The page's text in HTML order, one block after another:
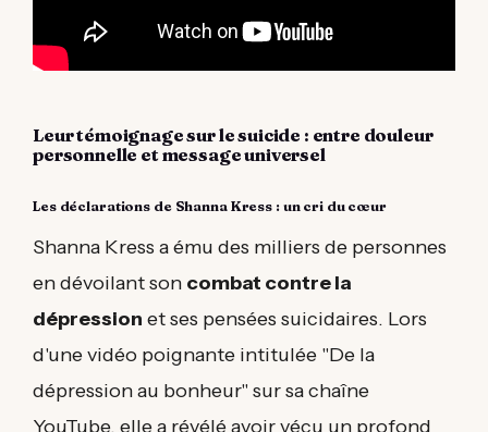
Leur témoignage sur le suicide : entre douleur
personnelle et message universel
Les déclarations de Shanna Kress : un cri du cœur
Shanna Kress a ému des milliers de personnes
en dévoilant son combat contre la
dépression et ses pensées suicidaires. Lors
d'une vidéo poignante intitulée "De la
dépression au bonheur" sur sa chaîne
YouTube, elle a révélé avoir vécu un profond